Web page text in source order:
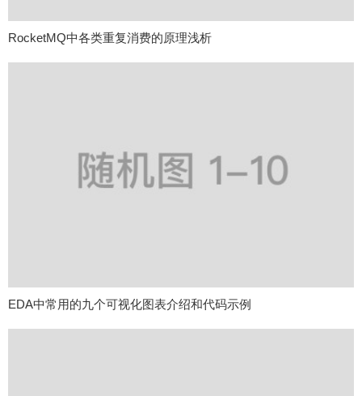
RocketMQ中各类重复消费的原理浅析
EDA中常用的九个可视化图表介绍和代码示例